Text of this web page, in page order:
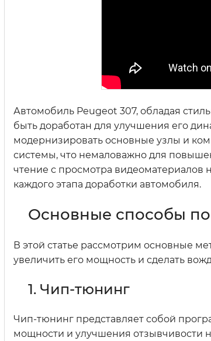
Автомобиль Peugeot 307, обладая
быть доработан для улучшения его
модернизировать основные узлы и
системы, что немаловажно для
чтение с просмотра видеоматериалов
каждого этапа доработки автомобиля.
Основные способы
В этой статье рассмотрим основные
увеличить его мощность и сделать
1. Чип-тюнинг
Чип-тюнинг представляет собой
мощности и улучшения отзывчивости